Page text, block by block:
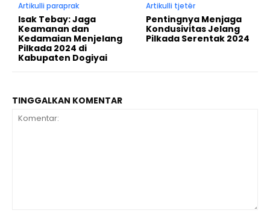
Artikulli paraprak
Isak Tebay: Jaga
Keamanan dan
Kedamaian Menjelang
Pilkada 2024 di
Kabupaten Dogiyai
Artikulli tjetër
Pentingnya Menjaga
Kondusivitas Jelang
Pilkada Serentak 2024
TINGGALKAN KOMENTAR